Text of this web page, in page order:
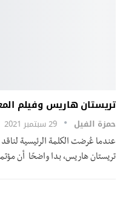
تريستان هاريس وفيلم
حمزة الفيل 29 سبتمبر 2021
عندما عُرضت الكلمة الرئيسية
تريستان هاريس، بدا واضحًا أن